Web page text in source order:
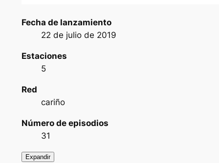
Fecha de lanzamiento
22 de julio de 2019
Estaciones
5
Red
cariño
Número de episodios
31
Expandir